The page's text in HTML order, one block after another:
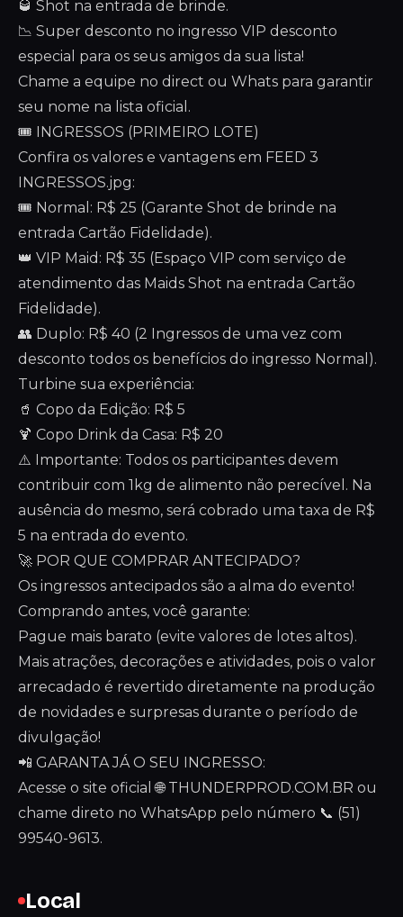
🥃 Shot na entrada de brinde.
📉 Super desconto no ingresso VIP desconto
especial para os seus amigos da sua lista!
Chame a equipe no direct ou Whats para garantir
seu nome na lista oficial.
🎟️ INGRESSOS (PRIMEIRO LOTE)
Confira os valores e vantagens em FEED 3
INGRESSOS.jpg:
🎟️ Normal: R$ 25 (Garante Shot de brinde na
entrada Cartão Fidelidade).
👑 VIP Maid: R$ 35 (Espaço VIP com serviço de
atendimento das Maids Shot na entrada Cartão
Fidelidade).
👥 Duplo: R$ 40 (2 Ingressos de uma vez com
desconto todos os benefícios do ingresso Normal).
Turbine sua experiência:
🥤 Copo da Edição: R$ 5
🍹 Copo Drink da Casa: R$ 20
⚠️ Importante: Todos os participantes devem
contribuir com 1kg de alimento não perecível. Na
ausência do mesmo, será cobrado uma taxa de R$
5 na entrada do evento.
🚀 POR QUE COMPRAR ANTECIPADO?
Os ingressos antecipados são a alma do evento!
Comprando antes, você garante:
Pague mais barato (evite valores de lotes altos).
Mais atrações, decorações e atividades, pois o valor
arrecadado é revertido diretamente na produção
de novidades e surpresas durante o período de
divulgação!
📲 GARANTA JÁ O SEU INGRESSO:
Acesse o site oficial 🌐 THUNDERPROD.COM.BR ou
chame direto no WhatsApp pelo número 📞 (51)
99540-9613.
Local